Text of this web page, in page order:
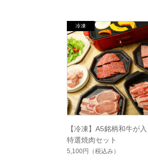
【冷凍】A5銘柄和牛が
特選焼肉セット
5,100円 （税込み）